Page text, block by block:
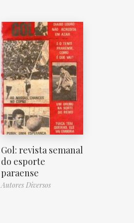
Gol: revista semanal
do esporte
paraense
Autores Diversos